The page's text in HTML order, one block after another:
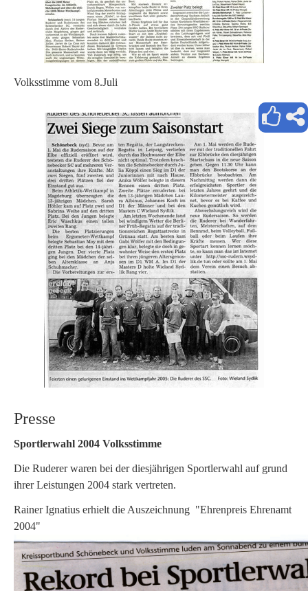
Volksstimme vom 8.Juli
Presse
Sportlerwahl 2004 Volksstimme
Die Ruderer waren bei der diesjährigen Sportlerwahl auf grund
ihrer Leistungen 2004 stark vertreten.
Rainer Ignatius erhielt die Auszeichnung "Ehrenpreis Ehrenamt
2004"